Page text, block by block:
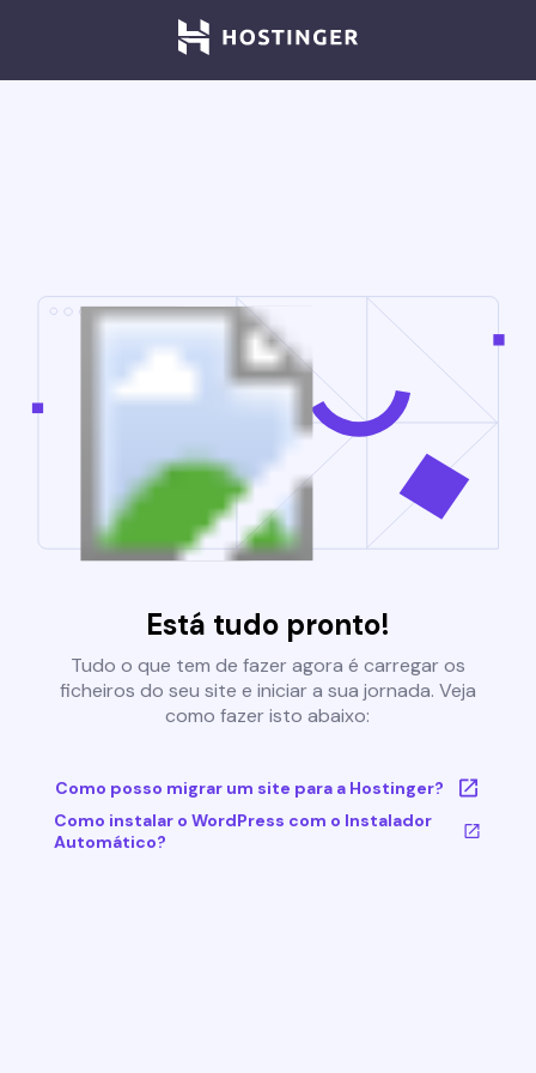
Está tudo pronto!
Tudo o que tem de fazer agora é carregar os
ficheiros do seu site e iniciar a sua jornada. Veja
como fazer isto abaixo:
Como posso migrar um site para a Hostinger?
Como instalar o WordPress com o Instalador
Automático?